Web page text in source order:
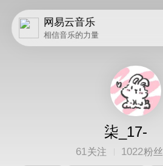
网易云音乐
相信音乐的力量
柒_17-
61关注 1022粉丝